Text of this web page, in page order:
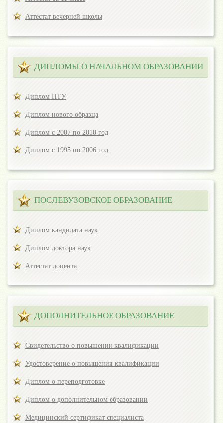
Аттестат вечерней школы
ДИПЛОМЫ О НАЧАЛЬНОМ ОБРАЗОВАНИИ
Диплом ПТУ
Диплом нового образца
Диплом с 2007 по 2010 год
Диплом с 1995 по 2006 год
ПОСЛЕВУЗОВСКОЕ ОБРАЗОВАНИЕ
Диплом кандидата наук
Диплом доктора наук
Аттестат доцента
ДОПОЛНИТЕЛЬНОЕ ОБРАЗОВАНИЕ
Свидетельство о повышении квалификации
Удостоверение о повышении квалификации
Диплом о переподготовке
Диплом о дополнительном образовании
Медицинский сертификат специалиста